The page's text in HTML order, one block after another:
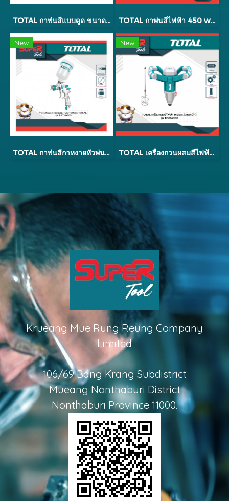
TOTAL กาพ่นสีแบบดูด ขนาด 1.8 mm 1000cc รุ่น TAT11004 TOTAL กาพ่นสีไฟฟ้า 450 w (งานหนัก) รุ่น TT3506
New
TOTAL กาพ่นสีกาหงายหัวพ่น 1.3 มม. 600 ซีซี ระบบ LVMP คุณภาพสูง รุ่น TAT10605 ( Top Grade Spray Gun)
New
TOTAL เครื่องกวนผสมสีไฟฟ้า 1400w (รุ่นงานหนัก) รุ่น TD614006
Krueang Mue Rung Reung Company
Limited
106/69 Bang Krang Subdistrict
Mueang Nonthaburi District
Nonthaburi Province 11000.